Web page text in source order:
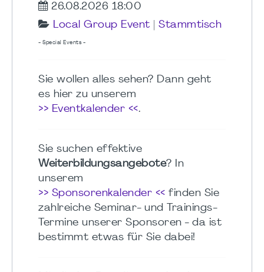
26.08.2026 18:00
Local Group Event
Stammtisch
- Special Events -
Sie wollen alles sehen? Dann geht
es hier zu unserem
>> Eventkalender <<.
Sie suchen effektive
Weiterbildungsangebote? In
unserem
>> Sponsorenkalender << finden Sie
zahlreiche Seminar- und Trainings-
Termine unserer Sponsoren - da ist
bestimmt etwas für Sie dabei!